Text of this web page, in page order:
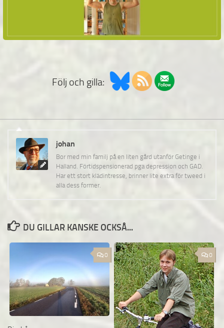
Följ och gilla:
johan
Bor med min familj på en liten gård utanför Getinge i
Halland. Förtidspensionerad pga depression och GAD.
Har ett stort klädintresse, brinner lite extra för tweed i
alla dess former.
DU GILLAR KANSKE OCKSÅ...
0 0